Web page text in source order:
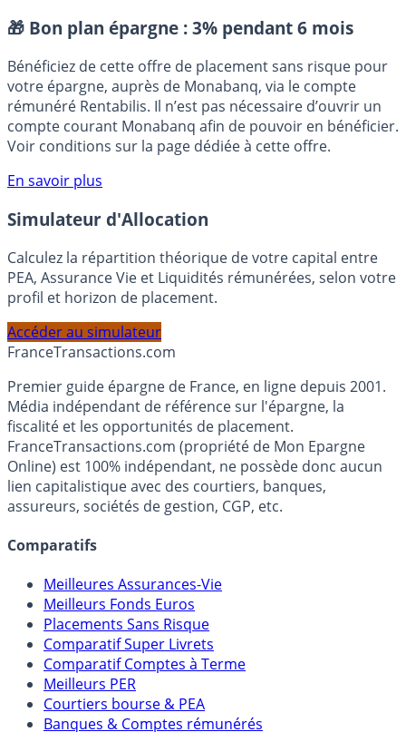
Plafonnement des frais bancaires
Placement sans risque
🎁 Bon plan épargne : 3% pendant 6 mois
Bénéficiez de cette offre de placement sans risque pour
votre épargne, auprès de Monabanq, via le compte
rémunéré Rentabilis. Il n’est pas nécessaire d’ouvrir un
Voir conditions sur la page dédiée à cette offre.
En savoir plus
Simulateur d'Allocation
Calculez la répartition théorique de votre capital entre
PEA, Assurance Vie et Liquidités rémunérées, selon votre
profil et horizon de placement.
FranceTransactions.com
Premier guide épargne de France, en ligne depuis 2001.
Média indépendant de référence sur l'épargne, la
fiscalité et les opportunités de placement.
FranceTransactions.com (propriété de Mon Epargne
Online) est 100% indépendant, ne possède donc aucun
lien capitalistique avec des courtiers, banques,
assureurs, sociétés de gestion, CGP, etc.
Comparatifs
Meilleures Assurances-Vie
Meilleurs Fonds Euros
Placements Sans Risque
Comparatif Super Livrets
Comparatif Comptes à Terme
Meilleurs PER